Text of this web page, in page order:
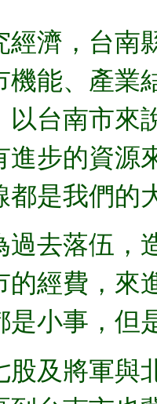
經濟，台南
能、產業
以台南市來
步的資源
是我們的
去落伍，
經費，來
小事，但
及將軍與